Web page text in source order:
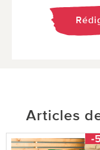
Articles
-